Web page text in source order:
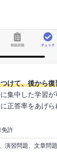
けて、後から復
集中した学習
正答率をあげら
免許
演習問題、文章問